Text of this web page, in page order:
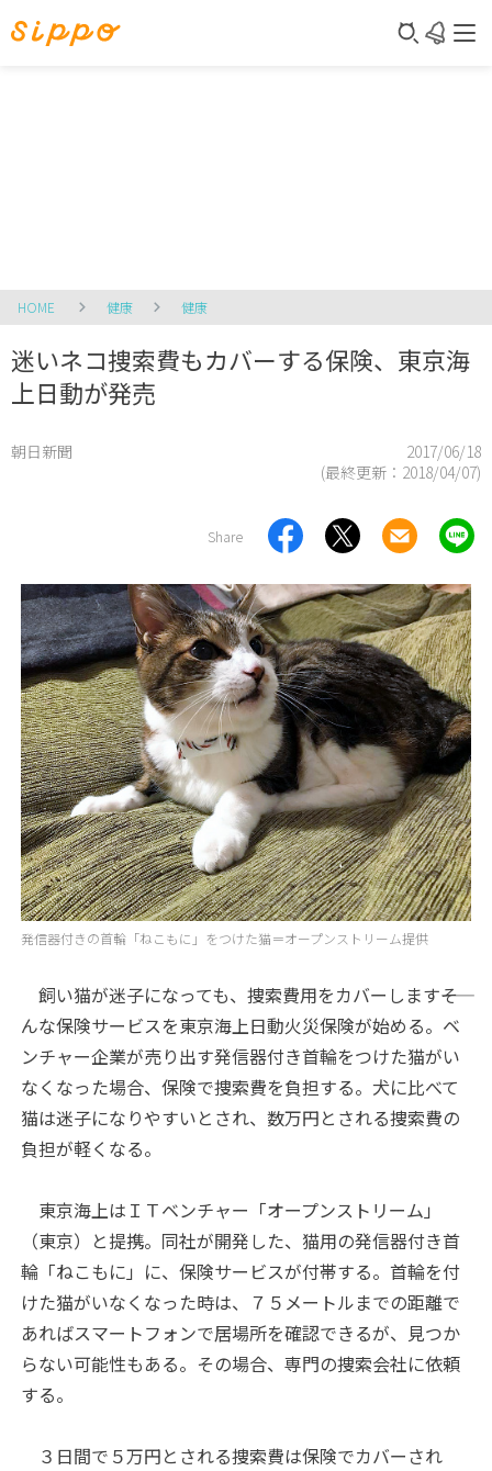
HOME 健康 健康
迷いネコ捜索費もカバーする保険、東京海
上日動が発売
朝日新聞
2017/06/18
(最終更新： 2018/04/07)
Share
発信器付きの首輪「ねこもに」をつけた猫＝オープンストリーム提供
飼い猫が迷子になっても、捜索費用をカバーします――そ
んな保険サービスを東京海上日動火災保険が始める。ベ
ンチャー企業が売り出す発信器付き首輪をつけた猫がい
なくなった場合、保険で捜索費を負担する。犬に比べて
猫は迷子になりやすいとされ、数万円とされる捜索費の
負担が軽くなる。
東京海上はＩＴベンチャー「オープンストリーム」
（東京）と提携。同社が開発した、猫用の発信器付き首
輪「ねこもに」に、保険サービスが付帯する。首輪を付
けた猫がいなくなった時は、７５メートルまでの距離で
あればスマートフォンで居場所を確認できるが、見つか
らない可能性もある。その場合、専門の捜索会社に依頼
する。
３日間で５万円とされる捜索費は保険でカバーされ